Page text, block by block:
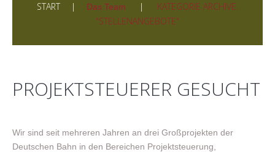
START Das Team
KATEGORIE ARCHIVE:
"STELLENANGEBOTE"
PROJEKTSTEUERER GESUCHT
Wir sind seit mehreren Jahren an drei Großprojekten der
Deutschen Bahn in den Bereichen Projektsteuerung,